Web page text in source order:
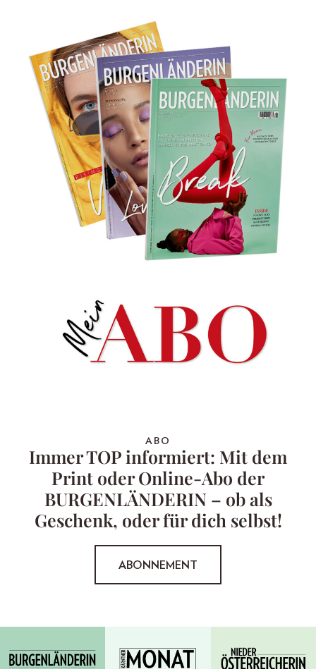
ABO
Immer TOP informiert: Mit dem
Print oder Online-Abo der
BURGENLÄNDERIN – ob als
Geschenk, oder für dich selbst!
ABONNEMENT